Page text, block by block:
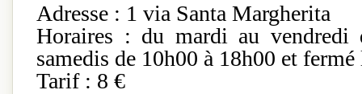
Adresse : 1 via Santa Margherita
Horaires : du mardi au vendredi
samedis de 10h00 à 18h00 et
Tarif : 8 €